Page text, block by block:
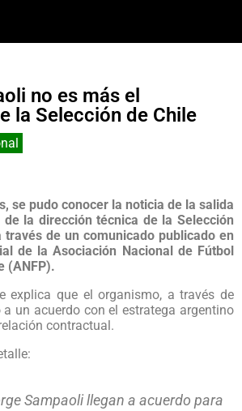
no es más el
la Selección de Chile
se pudo conocer la noticia de la salida
la dirección técnica de la Selección
través de un comunicado publicado en
de la Asociación Nacional de Fútbol
(ANFP).
explica que el organismo, a través de
un acuerdo con el estratega argentino
contractual.
Sampaoli llegan a acuerdo para